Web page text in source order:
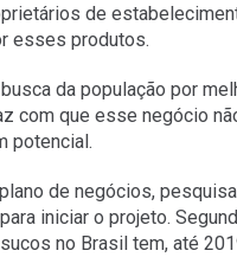
de
esses produtos.
da população por
com que esse negócio
potencial.
de negócios,
iniciar o projeto.
no Brasil tem, até